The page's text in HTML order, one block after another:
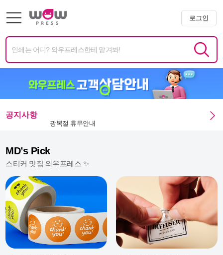
로그인
공지사항
엑스트라 매쉬멜로우 350g 주문 정상화 안내
미니배너 임시 생산 중단 안내
여름휴가 안내
광복절 휴무안내
MD’s Pick
스티커 맛집 와우프레스 ✨